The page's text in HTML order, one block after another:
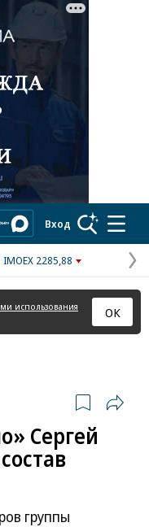
ad
Вход
IMOEX 2285,88
использования
ОК
Сергей
группы